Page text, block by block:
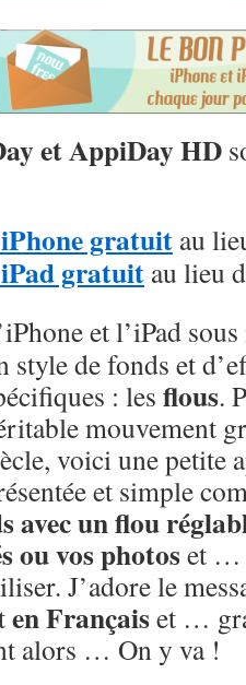
et AppiDay HD
gratuit au
gratuit au lieu
et l’iPad
style de fonds et
: les flous.
mouvement
voici une petite
et simple
avec un flou
ou vos photoset …
J’adore le
en Françaiset …
alors … On y va !